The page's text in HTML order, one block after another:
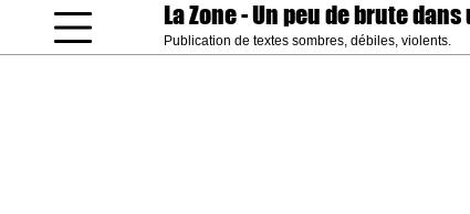
La Zone- Un peu de brute
Publication de textes sombres, débiles, violents.